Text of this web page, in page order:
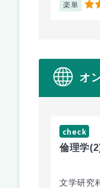
楽単 4.5
オ
check
倫理学
文学研究